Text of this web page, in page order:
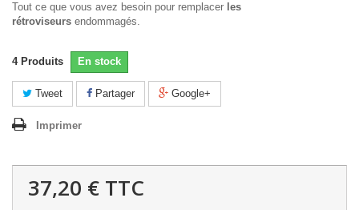
Tout ce que vous avez besoin pour remplacer les
rétroviseurs endommagés.
4 Produits En stock
Tweet Partager Google+
Imprimer
37,20 € TTC